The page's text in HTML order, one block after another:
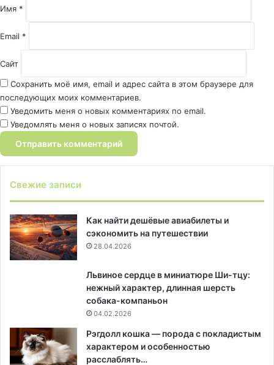
й
Имя *
Email *
Сайт
Сохранить моё имя, email и адрес сайта в этом браузере для
последующих моих комментариев.
Уведомить меня о новых комментариях по email.
Уведомлять меня о новых записях почтой.
Свежие записи
Как найти дешёвые авиабилеты и
сэкономить на путешествии
28.04.2026
Львиное сердце в миниатюре Ши-тцу:
нежный характер, длинная шерсть
собака-компаньон
04.02.2026
Рэгдолл кошка — порода с покладистым
характером и особенностью
расслаблять…